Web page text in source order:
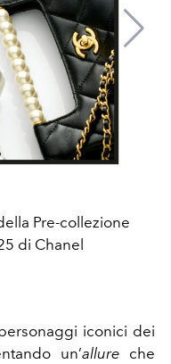
Pre-collezione
di Chanel
iconici dei
un’allure che